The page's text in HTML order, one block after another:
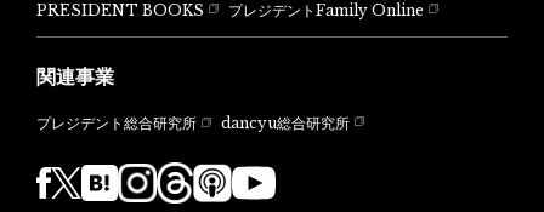
PRESIDENT BOOKS
プレジデントFamily Online
関連事業
プレジデント総合研究所 dancyu総合研究所